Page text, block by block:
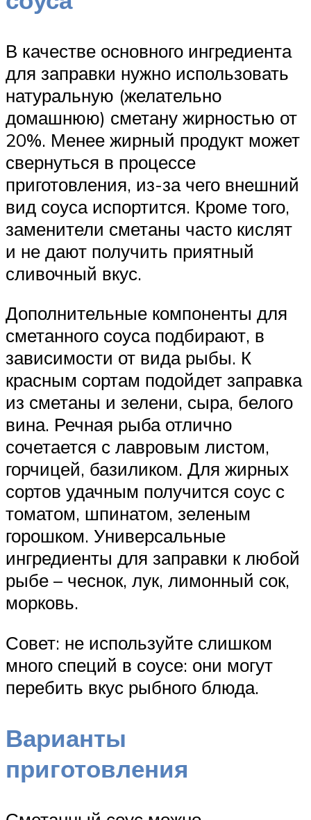
В качестве основного ингредиента
для заправки нужно использовать
натуральную (желательно
домашнюю) сметану жирностью от
20%. Менее жирный продукт может
свернуться в процессе
приготовления, из-за чего внешний
вид соуса испортится. Кроме того,
заменители сметаны часто кислят
и не дают получить приятный
сливочный вкус.
Дополнительные компоненты для
сметанного соуса подбирают, в
зависимости от вида рыбы. К
красным сортам подойдет заправка
из сметаны и зелени, сыра, белого
вина. Речная рыба отлично
сочетается с лавровым листом,
горчицей, базиликом. Для жирных
сортов удачным получится соус с
томатом, шпинатом, зеленым
горошком. Универсальные
ингредиенты для заправки к любой
рыбе – чеснок, лук, лимонный сок,
морковь.
Совет: не используйте слишком
много специй в соусе: они могут
перебить вкус рыбного блюда.
Варианты
приготовления